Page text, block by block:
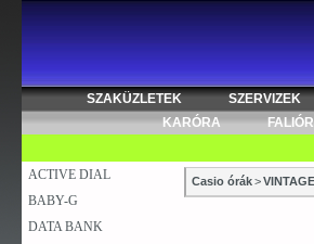
SZAKÜZLETEK SZERVIZEK
KARÓRA
ACTIVE DIAL
BABY-G
DATA BANK
Casio órák>